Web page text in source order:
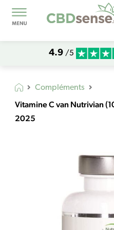
4.9 /5
Compléments
Vitamine C van Nutrivian
2025